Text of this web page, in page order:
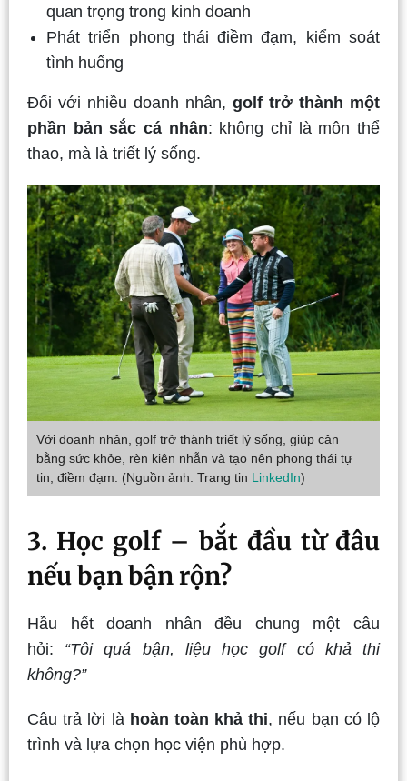
quan trọng trong kinh doanh
Phát triển phong thái điềm đạm, kiểm soát
tình huống
Đối với nhiều doanh nhân, golf trở thành một
phần bản sắc cá nhân: không chỉ là môn thể
thao, mà là triết lý sống.
Với doanh nhân, golf trở thành triết lý sống, giúp cân
bằng sức khỏe, rèn kiên nhẫn và tạo nên phong thái tự
tin, điềm đạm. (Nguồn ảnh: Trang tin LinkedIn)
3. Học golf – bắt đầu từ đâu
nếu bạn bận rộn?
Hầu hết doanh nhân đều chung một câu
hỏi: “Tôi quá bận, liệu học golf có khả thi
không?”
Câu trả lời là hoàn toàn khả thi, nếu bạn có lộ
trình và lựa chọn học viện phù hợp.